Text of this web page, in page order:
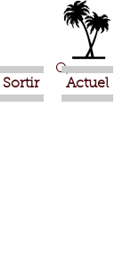
Sortir Actuel